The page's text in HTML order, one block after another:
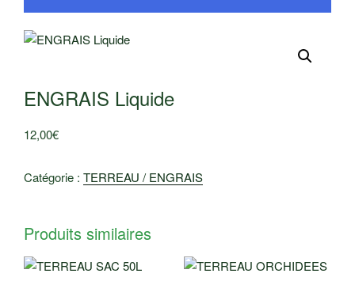
ENGRAIS Liquide
12,00€
Catégorie : TERREAU / ENGRAIS
Produits similaires